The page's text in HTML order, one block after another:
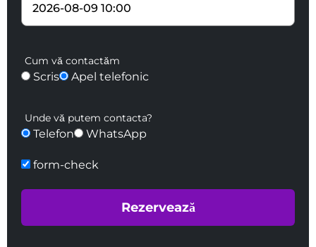
Cum vă contactăm
Scris Apel telefonic
Unde vă putem contacta?
Telefon WhatsApp
form-check